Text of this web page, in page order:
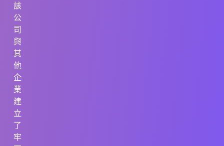
該
公
司
與
其
他
企
業
建
立
了
牢